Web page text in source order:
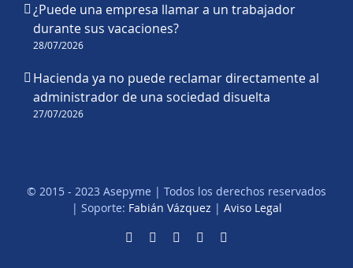
¿Puede una empresa llamar a un trabajador
durante sus vacaciones?
28/07/2026
Hacienda ya no puede reclamar directamente al
administrador de una sociedad disuelta
27/07/2026
© 2015 - 2023 Asepyme | Todos los derechos reservados
| Soporte: Fabián Vázquez | Aviso Legal
Facebook LinkedInYouTube